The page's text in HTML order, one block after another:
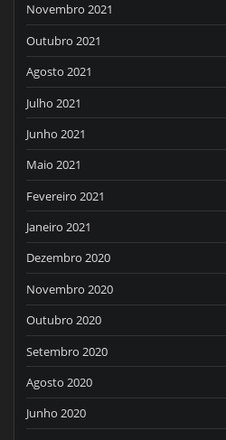
Novembro 2021
Outubro 2021
Agosto 2021
Julho 2021
Junho 2021
Maio 2021
Fevereiro 2021
Janeiro 2021
Dezembro 2020
Novembro 2020
Outubro 2020
Setembro 2020
Agosto 2020
Junho 2020